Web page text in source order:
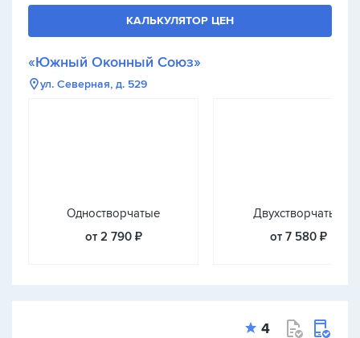
КАЛЬКУЛЯТОР ЦЕН
«Южный Оконный Союз»
ул. Северная, д. 529
Одностворчатые
от 2 790 ₽
Двухстворчатые
от 7 580 ₽
4